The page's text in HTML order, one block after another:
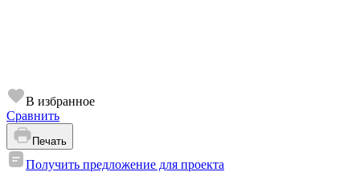
В избранное
Сравнить
Печать
Получить предложение для проекта